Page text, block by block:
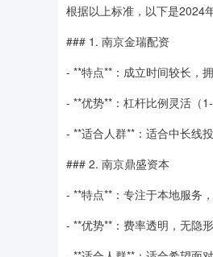
根据以上标准，以下是2024
### 1. 南京金瑞配资
- **特点**：成立时间较长，
- **优势**：杠杆比例灵活（
- **适合人群**：适合中长线
### 2. 南京鼎盛资本
- **特点**：专注于本地服务
- **优势**：费率透明，无隐